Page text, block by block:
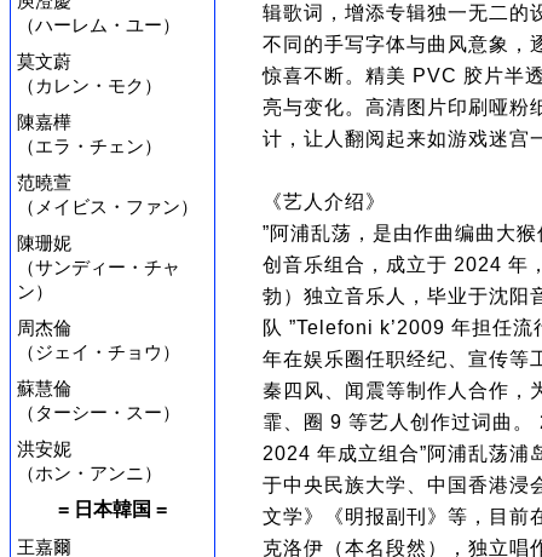
（ハーレム・ユー）
莫文蔚
（カレン・モク）
陳嘉樺
（エラ・チェン）
范曉萱
（メイビス・ファン）
陳珊妮
（サンディー・チャ
ン）
周杰倫
（ジェイ・チョウ）
蘇慧倫
（ターシー・スー）
洪安妮
（ホン・アンニ）
= 日本韓国 =
王嘉爾
辑歌词，增添专辑独一无二的
不同的手写字体与曲风意象，
惊喜不断。精美 PVC 胶片半
亮与变化。高清图片印刷哑粉
计，让人翻阅起来如游戏迷宫
《艺人介绍》
”阿浦乱荡，是由作曲编曲大
创音乐组合，成立于 2024 年
勃）独立音乐人，毕业于沈阳
队 ”Telefoni k’2009 年担任
年在娱乐圈任职经纪、宣传等
秦四风、闻震等制作人合作，
霏、圈 9 等艺人创作过词曲。
2024 年成立组合”阿浦乱荡浦
于中央民族大学、中国香港浸
文学》《明报副刊》等，目前
克洛伊（本名段然），独立唱